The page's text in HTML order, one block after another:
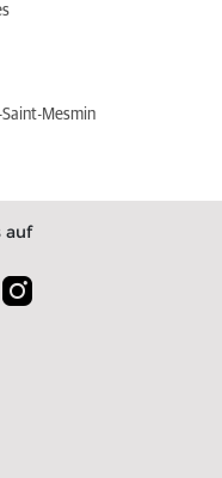
Mesmin
auf